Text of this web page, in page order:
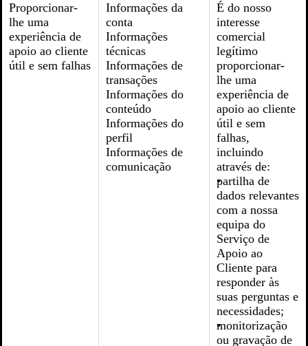
Proporcionar-
lhe uma
experiência de
apoio ao cliente
útil e sem falhas
Informações da
conta
Informações
técnicas
Informações de
transações
Informações do
conteúdo
Informações do
perfil
Informações de
comunicação
É do nosso
interesse
comercial
legítimo
proporcionar-
lhe uma
experiência de
apoio ao cliente
útil e sem
falhas,
incluindo
através de:
partilha de
dados relevantes
com a nossa
equipa do
Serviço de
Apoio ao
Cliente para
responder às
suas perguntas e
necessidades;
monitorização
ou gravação de